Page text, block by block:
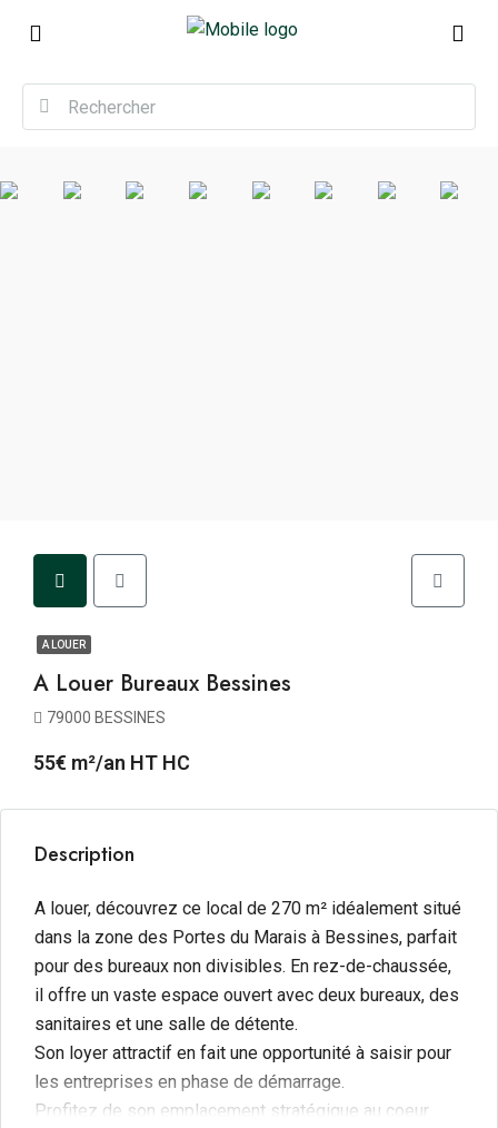
A LOUER
A Louer Bureaux Bessines
79000 BESSINES
55€ m²/an HT HC
Description
A louer, découvrez ce local de 270 m² idéalement situé
dans la zone des Portes du Marais à Bessines, parfait
pour des bureaux non divisibles. En rez-de-chaussée,
il offre un vaste espace ouvert avec deux bureaux, des
sanitaires et une salle de détente.
Son loyer attractif en fait une opportunité à saisir pour
les entreprises en phase de démarrage.
Profitez de son emplacement stratégique au coeur